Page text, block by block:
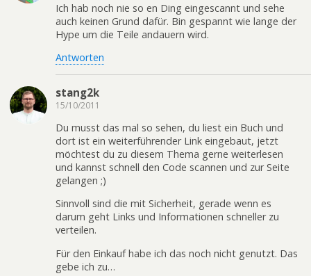
Ich hab noch nie so en Ding eingescannt und sehe
auch keinen Grund dafür. Bin gespannt wie lange der
Hype um die Teile andauern wird.
Antworten
stang2k
15/10/2011
Du musst das mal so sehen, du liest ein Buch und
dort ist ein weiterführender Link eingebaut, jetzt
möchtest du zu diesem Thema gerne weiterlesen
und kannst schnell den Code scannen und zur Seite
gelangen ;)
Sinnvoll sind die mit Sicherheit, gerade wenn es
darum geht Links und Informationen schneller zu
verteilen.
Für den Einkauf habe ich das noch nicht genutzt. Das
gebe ich zu…